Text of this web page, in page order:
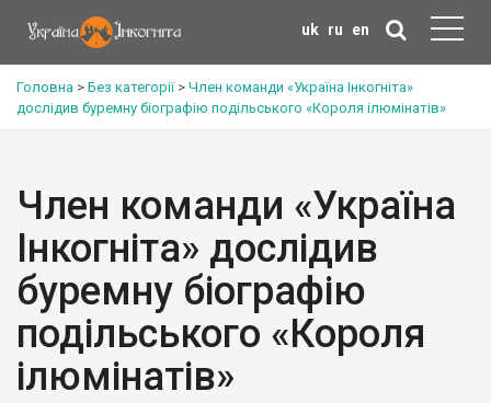
uk ru en
Головна > Без категорії> Член команди «Україна Інкогніта»
дослідив буремну біографію подільського «Короля ілюмінатів»
Член команди «Україна
Інкогніта» дослідив
буремну біографію
подільського «Короля
ілюмінатів»